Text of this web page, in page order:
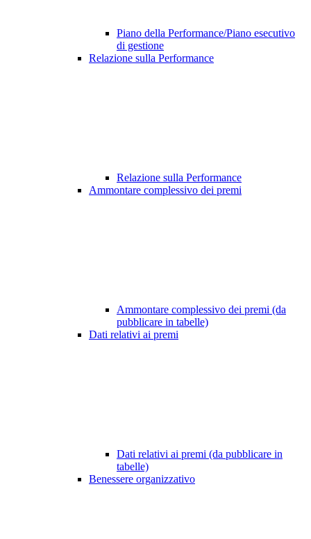
Piano della Performance/Piano esecutivo
di gestione
Relazione sulla Performance
Relazione sulla Performance
Ammontare complessivo dei premi
Ammontare complessivo dei premi (da
pubblicare in tabelle)
Dati relativi ai premi
Dati relativi ai premi (da pubblicare in
tabelle)
Benessere organizzativo